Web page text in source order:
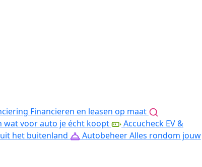
Financieren en leasen op maat
wat voor auto je écht koopt
Accucheck EV &
het buitenland AutobeheerAlles rondom jouw